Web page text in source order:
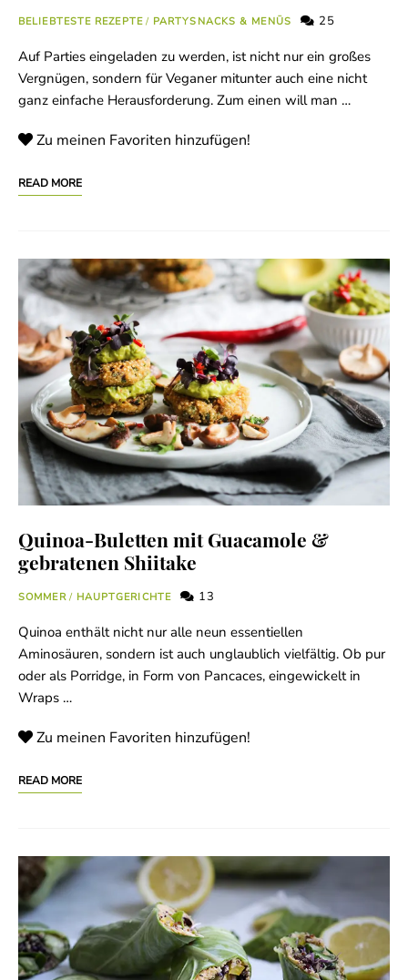
BELIEBTESTE REZEPTE/ PARTYSNACKS & MENÜS 25
Auf Parties eingeladen zu werden, ist nicht nur ein großes
Vergnügen, sondern für Veganer mitunter auch eine nicht
ganz einfache Herausforderung. Zum einen will man …
Zu meinen Favoriten hinzufügen!
READ MORE
Quinoa-Buletten mit Guacamole &
gebratenen Shiitake
SOMMER/ HAUPTGERICHTE 13
Quinoa enthält nicht nur alle neun essentiellen
Aminosäuren, sondern ist auch unglaublich vielfältig. Ob pur
oder als Porridge, in Form von Pancaces, eingewickelt in
Wraps …
Zu meinen Favoriten hinzufügen!
READ MORE